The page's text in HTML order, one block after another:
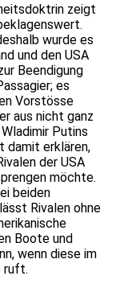
zeigt
wurde es
und den USA
Beendigung
es
Vorstösse
aus nicht ganz
Putins
damit erklären,
der USA
möchte.
beiden
Rivalen ohne
Boote und
wenn diese im
ruft.